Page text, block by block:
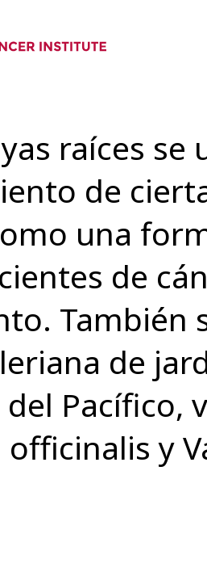
raíces
de
una
de
También
de
Pacífico,
officinalis y